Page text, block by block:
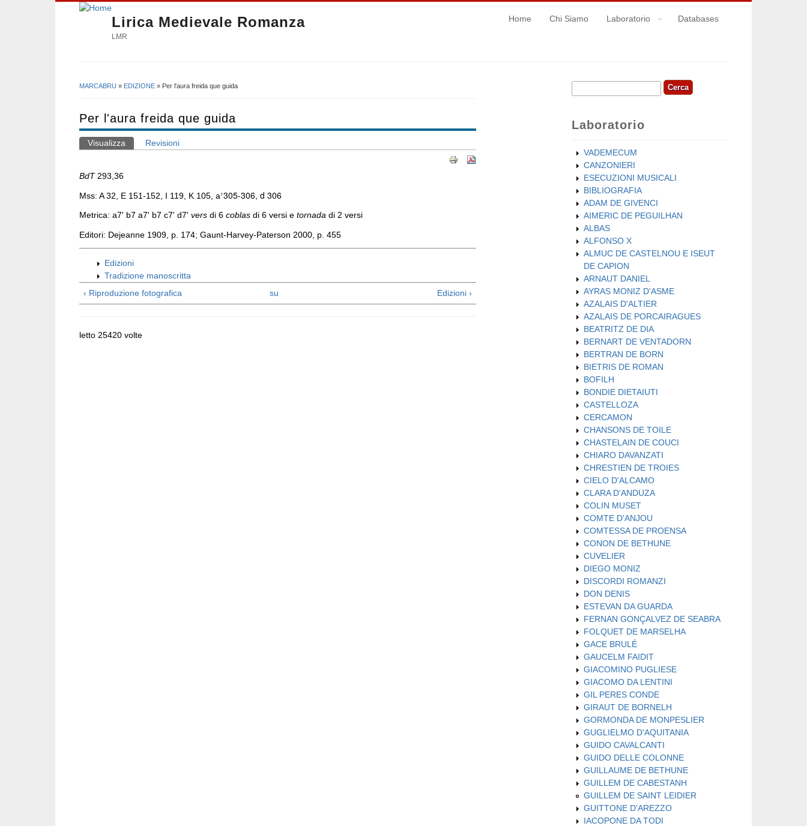
Lirica Medievale Romanza
LMR
Home Chi Siamo Laboratorio Databases
MARCABRU » EDIZIONE » Per l'aura freida que guida
Per l'aura freida que guida
Schede primarie
Visualizza (scheda attiva)
Revisioni
BdT293,36
Mss: A 32, E 151-152, I 119, K 105, a¹305-306, d 306
Metrica: a7' b7 a7' b7 c7' d7' vers di 6 coblas di 6 versi e tornada di 2 versi
Editori: Dejeanne 1909, p. 174; Gaunt-Harvey-Paterson 2000, p. 455
Edizioni
Tradizione manoscritta
‹ Riproduzione fotografica
su Edizioni ›
letto 25420 volte
Form di ricerca
Cerca
Laboratorio
VADEMECUM
CANZONIERI
ESECUZIONI MUSICALI
BIBLIOGRAFIA
ADAM DE GIVENCI
AIMERIC DE PEGUILHAN
ALBAS
ALFONSO X
ALMUC DE CASTELNOU E ISEUT
DE CAPION
ARNAUT DANIEL
AYRAS MONIZ D'ASME
AZALAIS D'ALTIER
AZALAIS DE PORCAIRAGUES
BEATRITZ DE DIA
BERNART DE VENTADORN
BERTRAN DE BORN
BIETRIS DE ROMAN
BOFILH
BONDIE DIETAIUTI
CASTELLOZA
CERCAMON
CHANSONS DE TOILE
CHASTELAIN DE COUCI
CHIARO DAVANZATI
CHRESTIEN DE TROIES
CIELO D'ALCAMO
CLARA D'ANDUZA
COLIN MUSET
COMTE D'ANJOU
COMTESSA DE PROENSA
CONON DE BETHUNE
CUVELIER
DIEGO MONIZ
DISCORDI ROMANZI
DON DENIS
ESTEVAN DA GUARDA
FERNAN GONÇALVEZ DE SEABRA
FOLQUET DE MARSELHA
GACE BRULÉ
GAUCELM FAIDIT
GIACOMINO PUGLIESE
GIACOMO DA LENTINI
GIL PERES CONDE
GIRAUT DE BORNELH
GORMONDA DE MONPESLIER
GUGLIELMO D'AQUITANIA
GUIDO CAVALCANTI
GUIDO DELLE COLONNE
GUILLAUME DE BETHUNE
GUILLEM DE CABESTANH
GUILLEM DE SAINT LEIDIER
GUITTONE D'AREZZO
IACOPONE DA TODI